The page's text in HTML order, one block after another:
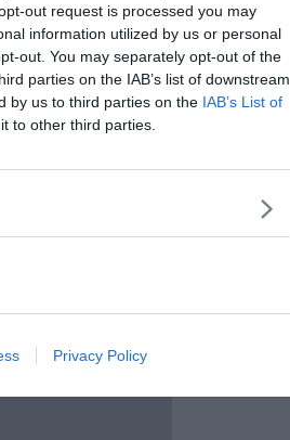
out request is processed you may
information utilized by us or personal
out. You may separately opt-out of the
parties on the IAB’s list of downstream
by us to third parties on the IAB’s List of
to other third parties.
Privacy Policy